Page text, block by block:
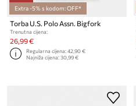
Extra -5% s kodom: OFF*
Torba U.S. Polo Assn. Bigfork
Trenutna cijena:
26,99 €
Regularna cijena:42,90 €
Najniža cijena:30,99 €